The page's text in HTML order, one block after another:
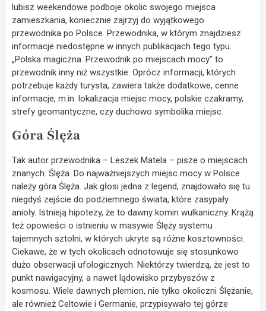
lubisz weekendowe podboje okolic swojego miejsca
zamieszkania, koniecznie zajrzyj do wyjątkowego
przewodnika po Polsce. Przewodnika, w którym znajdziesz
informacje niedostępne w innych publikacjach tego typu.
„Polska magiczna. Przewodnik po miejscach mocy” to
przewodnik inny niż wszystkie. Oprócz informacji, których
potrzebuje każdy turysta, zawiera także dodatkowe, cenne
informacje, m.in. lokalizacja miejsc mocy, polskie czakramy,
strefy geomantyczne, czy duchowo symbolika miejsc.
Góra Ślęża
Tak autor przewodnika – Leszek Matela – pisze o miejscach
znanych: Ślęża. Do najważniejszych miejsc mocy w Polsce
należy góra Ślęża. Jak głosi jedna z legend, znajdowało się tu
niegdyś zejście do podziemnego świata, które zasypały
anioły. Istnieją hipotezy, że to dawny komin wulkaniczny. Krążą
też opowieści o istnieniu w masywie Ślęży systemu
tajemnych sztolni, w których ukryte są różne kosztowności.
Ciekawe, że w tych okolicach odnotowuje się stosunkowo
dużo obserwacji ufologicznych. Niektórzy twierdzą, że jest to
punkt nawigacyjny, a nawet lądowisko przybyszów z
kosmosu. Wiele dawnych plemion, nie tylko okoliczni Ślężanie,
ale również Celtowie i Germanie, przypisywało tej górze